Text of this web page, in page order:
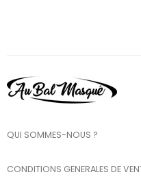
QUI SOMMES-NOUS ?
CONDITIONS GENERALES DE